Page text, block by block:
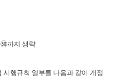
까지 생략
시행규칙 일부를 다음과 같이 개정